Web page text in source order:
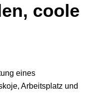
coole
eines
Arbeitsplatz und